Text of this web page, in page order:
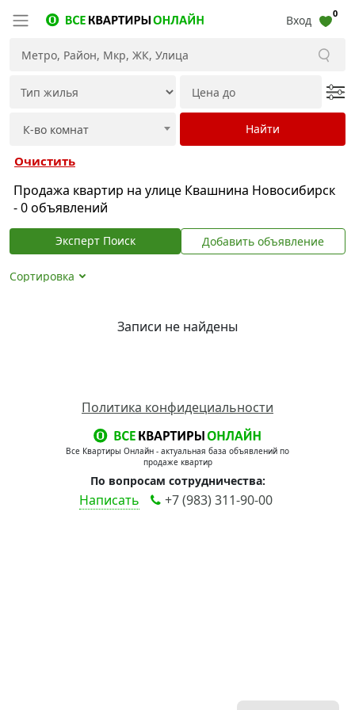
Вход 0
Очистить
Продажа квартир на улице Квашнина Новосибирск
- 0 объявлений
Эксперт Поиск Добавить объявление
Сортировка
Записи не найдены
Политика конфидециальности
Все Квартиры Онлайн - актуальная база объявлений по
продаже квартир
По вопросам сотрудничества:
Написать +7 (983) 311-90-00